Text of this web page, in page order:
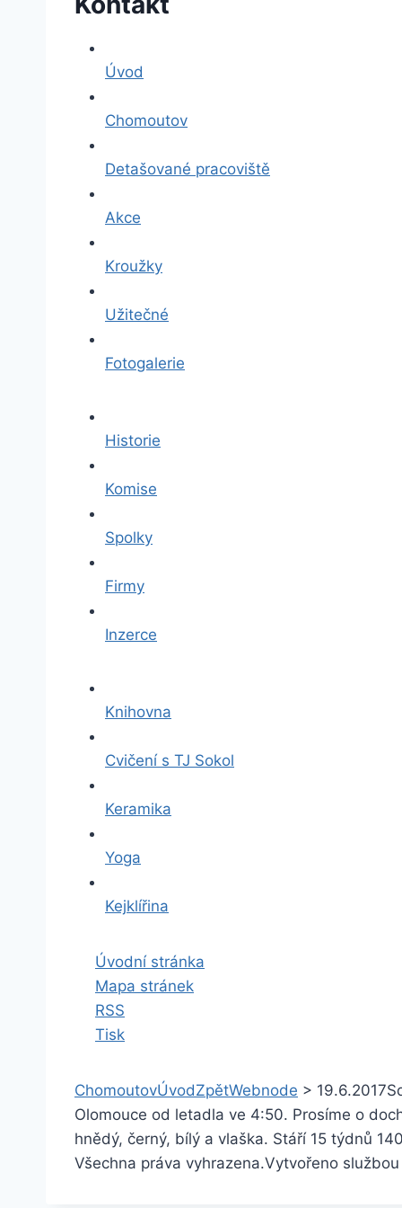
Úvod
Chomoutov
Detašované pracoviště
Akce
Kroužky
Užitečné
Fotogalerie
Historie
Komise
Spolky
Firmy
Inzerce
Knihovna
Cvičení s TJ Sokol
Keramika
Yoga
Kejklířina
Úvodní stránka
Mapa stránek
RSS
Tisk
ChomoutovÚvodZpětWebnode > 19.6.2017
Olomouce od letadla ve 4:50. Prosíme o
hnědý, černý, bílý a vlaška. Stáří 15 týdnů
Všechna práva vyhrazena.Vytvořeno službou